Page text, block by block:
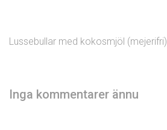
Lussebullar med kokosmjöl (mejerifri)
Inga kommentarer ännu